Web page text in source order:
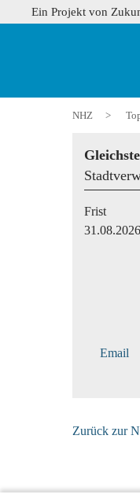
Ein Projekt von
NHZ >
Frist
31.08.2026
Email
Zurück zur